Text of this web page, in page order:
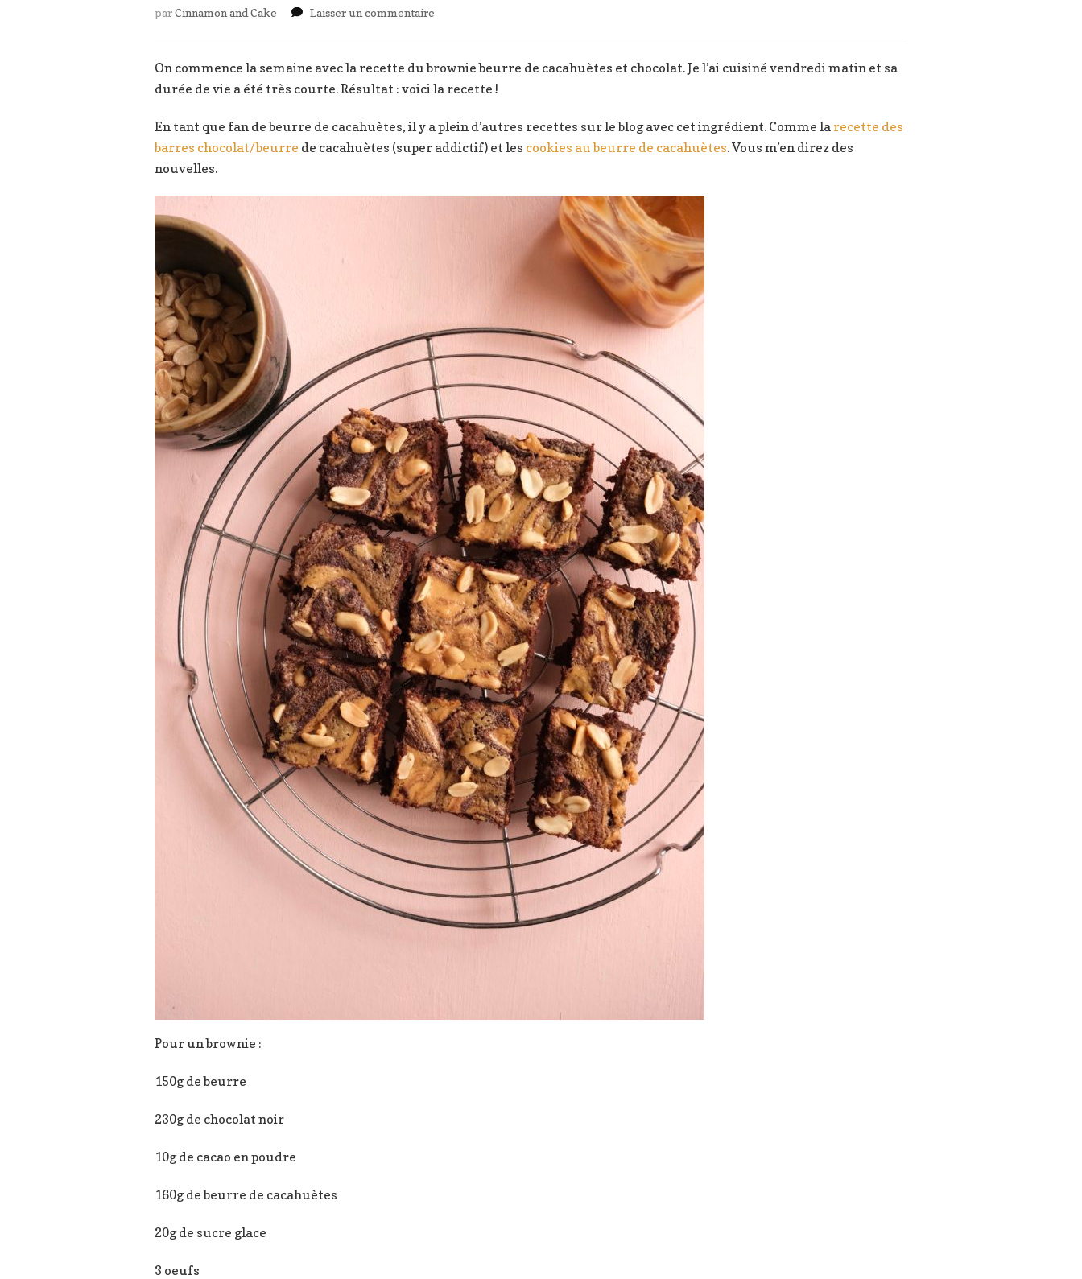
parCinnamon and Cake Laisser un commentaire
de
On commence la semaine avec la recette du brownie beurre de cacahuètes et chocolat. Je l’ai cuisiné vendredi matin et sa
durée de vie a été très courte. Résultat : voici la recette !
En tant que fan de beurre de cacahuètes, il y a plein d’autres recettes sur le blog avec cet ingrédient. Comme la recette des
barres chocolat/beurre de cacahuètes (super addictif) et les cookies au beurre de cacahuètes. Vous m’en direz des
nouvelles.
Pour un brownie :
150g de beurre
230g de chocolat noir
10g de cacao en poudre
160g de beurre de cacahuètes
20g de sucre glace
3 oeufs